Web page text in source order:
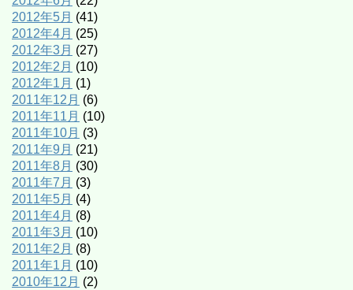
2012年5月 (41)
2012年4月 (25)
2012年3月 (27)
2012年2月 (10)
2012年1月 (1)
2011年12月 (6)
2011年11月 (10)
2011年10月 (3)
2011年9月 (21)
2011年8月 (30)
2011年7月 (3)
2011年5月 (4)
2011年4月 (8)
2011年3月 (10)
2011年2月 (8)
2011年1月 (10)
2010年12月 (2)